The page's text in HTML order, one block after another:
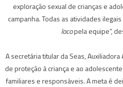
exploração sexual de crianças e
campanha. Todas as atividades
locopela equipe”,
A secretária titular da Seas,
de proteção à criança e ao
familiares e responsáveis. A meta é